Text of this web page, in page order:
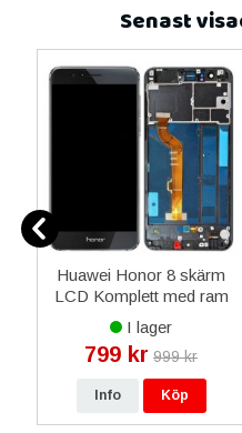
Senast
Huawei Honor 8 skärm
LCD Komplett med ram
- Svart
I lager
799 kr 999 kr
Info Köp